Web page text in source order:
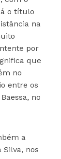
o título
na
por
que
no
entre os
no
a
Silva, nos